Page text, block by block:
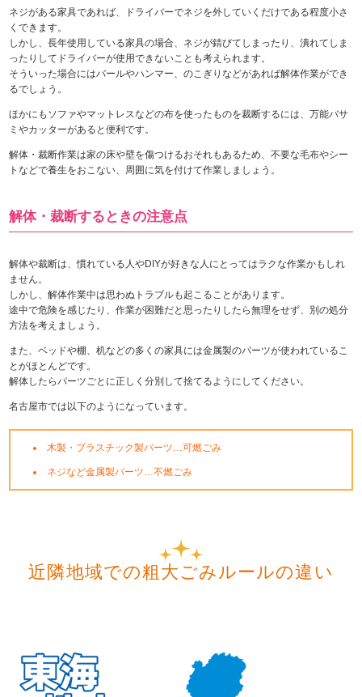
ネジがある家具であれば、ドライバーでネジを外していくだけである程度小さ
くできます。
しかし、長年使用している家具の場合、ネジが錆びてしまったり、潰れてしま
ったりしてドライバーが使用できないことも考えられます。
そういった場合にはバールやハンマー、のこぎりなどがあれば解体作業ができ
るでしょう。
ほかにもソファやマットレスなどの布を使ったものを裁断するには、万能バサ
ミやカッターがあると便利です。
解体・裁断作業は家の床や壁を傷つけるおそれもあるため、不要な毛布やシー
トなどで養生をおこない、周囲に気を付けて作業しましょう。
解体・裁断するときの注意点
解体や裁断は、慣れている人やDIYが好きな人にとってはラクな作業かもしれ
ません。
しかし、解体作業中は思わぬトラブルも起こることがあります。
途中で危険を感じたり、作業が困難だと思ったりしたら無理をせず、別の処分
方法を考えましょう。
また、ベッドや棚、机などの多くの家具には金属製のパーツが使われているこ
とがほとんどです。
解体したらパーツごとに正しく分別して捨てるようにしてください。
名古屋市では以下のようになっています。
木製・プラスチック製パーツ…可燃ごみ
ネジなど金属製パーツ…不燃ごみ
近隣地域での粗大ごみルールの違い